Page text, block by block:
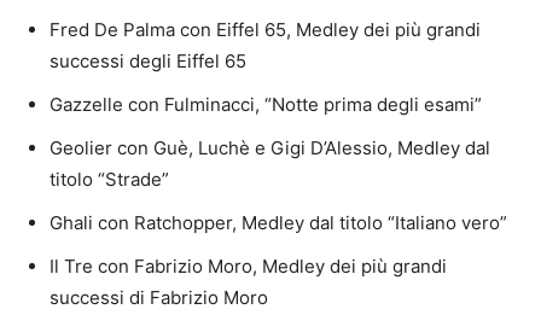
Fred De Palma con Eiffel 65, Medley dei più grandi
successi degli Eiffel 65
Gazzelle con Fulminacci, “Notte prima degli esami”
Geolier con Guè, Luchè e Gigi D’Alessio, Medley dal
titolo “Strade”
Ghali con Ratchopper, Medley dal titolo “Italiano vero”
Il Tre con Fabrizio Moro, Medley dei più grandi
successi di Fabrizio Moro